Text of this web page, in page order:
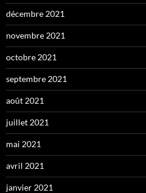
décembre 2021
novembre 2021
octobre 2021
septembre 2021
août 2021
juillet 2021
mai 2021
avril 2021
janvier 2021